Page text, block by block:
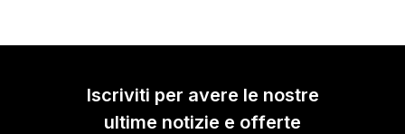
Iscriviti per avere le nostre
ultime notizie e offerte